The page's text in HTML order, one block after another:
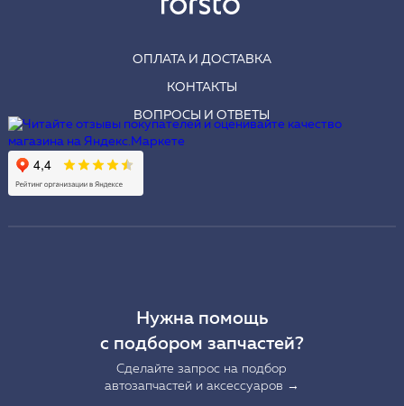
ОПЛАТА И ДОСТАВКА
КОНТАКТЫ
ВОПРОСЫ И ОТВЕТЫ
Нужна помощь
с подбором запчастей?
Сделайте запрос на подбор
автозапчастей и аксессуаров →